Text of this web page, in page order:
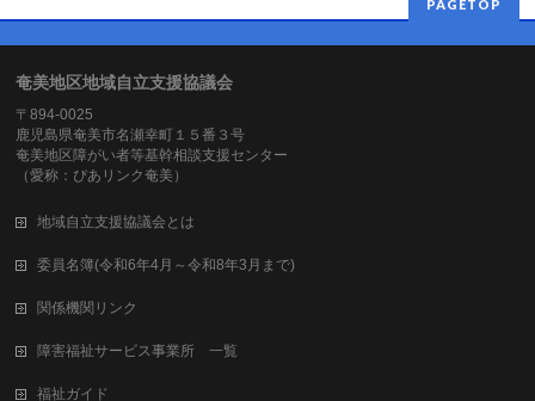
PAGETOP
奄美地区地域自立支援協議会
〒894-0025
鹿児島県奄美市名瀬幸町１５番３号
奄美地区障がい者等基幹相談支援センター
（愛称：ぴあリンク奄美）
地域自立支援協議会とは
委員名簿(令和6年4月～令和8年3月まで)
関係機関リンク
障害福祉サービス事業所 一覧
福祉ガイド